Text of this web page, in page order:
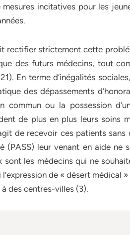
incitatives pour les
rectifier strictement cette
des futurs médecins, tout
En terme d’inégalités
des dépassements
commun ou la possession
de plus en plus leurs soins
de recevoir ces patients
(PASS) leur venant en aide ne
les médecins qui ne
de « désert médical
des centres-villes (3).